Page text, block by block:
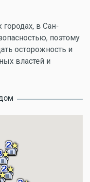
в Сан-
поэтому
осторожность и
властей и